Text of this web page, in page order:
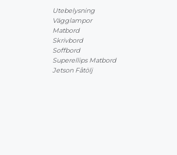
Utebelysning
Vägglampor
Matbord
Skrivbord
Soffbord
Superellips Matbord
Jetson Fåtölj